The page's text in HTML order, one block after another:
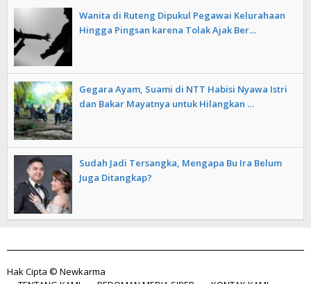
Wanita di Ruteng Dipukul Pegawai Kelurahaan
Hingga Pingsan karena Tolak Ajak Ber…
Gegara Ayam, Suami di NTT Habisi Nyawa Istri
dan Bakar Mayatnya untuk Hilangkan …
Sudah Jadi Tersangka, Mengapa Bu Ira Belum
Juga Ditangkap?
Hak Cipta © Newkarma